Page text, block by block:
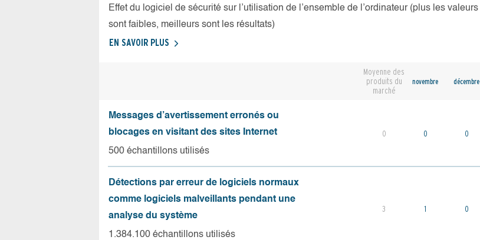
Effet du logiciel de sécurité sur l’utilisation de l’ensemble de l’ordinateur (plus les valeurs
sont faibles, meilleurs sont les résultats)
EN SAVOIR PLUS
Moyenne des
produits du
marché
novembre décembre
Messages d’avertissement erronés ou
blocages en visitant des sites Internet
500 échantillons utilisés
0 0 0
Détections par erreur de logiciels normaux
comme logiciels malveillants pendant une
analyse du système
1.384.100 échantillons utilisés
3 1 0